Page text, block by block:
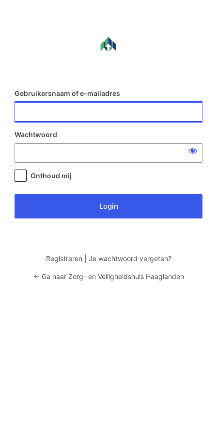
Gebruikersnaam of e-mailadres
Wachtwoord
Onthoud mij
Registreren Je wachtwoord vergeten?
← Ga naar Zorg- en Veiligheidshuis Haaglanden